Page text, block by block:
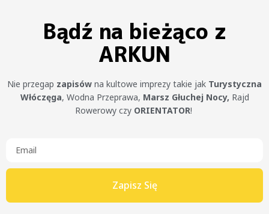
Bądź na bieżąco z
ARKUN
Nie przegap zapisów na kultowe imprezy takie jak Turystyczna
Włóczęga, Wodna Przeprawa, Marsz Głuchej Nocy, Rajd
Rowerowy czy ORIENTATOR!
Zapisz Się